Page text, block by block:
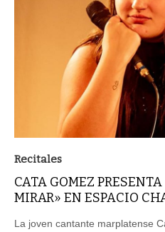
Recitales
CATA GOMEZ
MIRAR» EN ESPACIO
La joven cantante marplatense